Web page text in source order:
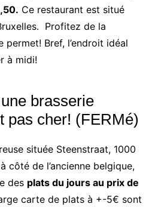
Ce restaurant est situé
Profitez de la
permet! Bref, l’endroit idéal
à midi!
brasserie
pas cher! (FERMé)
située Steenstraat, 1000
côté de l’ancienne belgique,
des plats du jours au prix de
carte de plats à +-5€ sont